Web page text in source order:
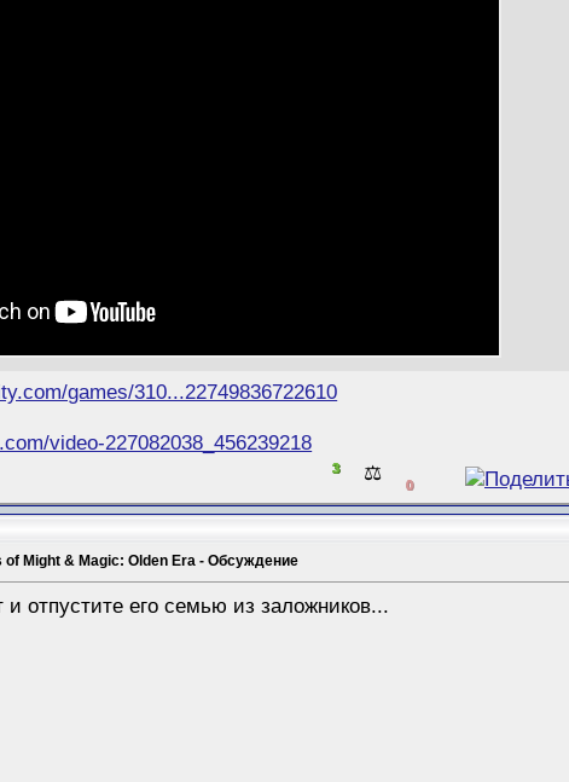
games/310...22749836722610
video-227082038_456239218
3 ⚖️ 0
of Might & Magic: Olden Era - Обсуждение
отпустите его семью из заложников...